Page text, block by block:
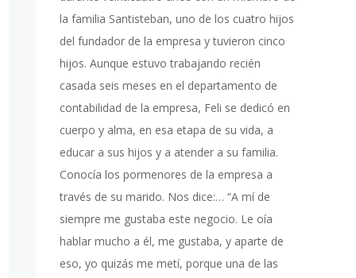
la familia Santisteban, uno de los cuatro hijos
del fundador de la empresa y tuvieron cinco
hijos. Aunque estuvo trabajando recién
casada seis meses en el departamento de
contabilidad de la empresa, Feli se dedicó en
cuerpo y alma, en esa etapa de su vida, a
educar a sus hijos y a atender a su familia.
Conocía los pormenores de la empresa a
través de su marido. Nos dice:… “A mí de
siempre me gustaba este negocio. Le oía
hablar mucho a él, me gustaba, y aparte de
eso, yo quizás me metí, porque una de las